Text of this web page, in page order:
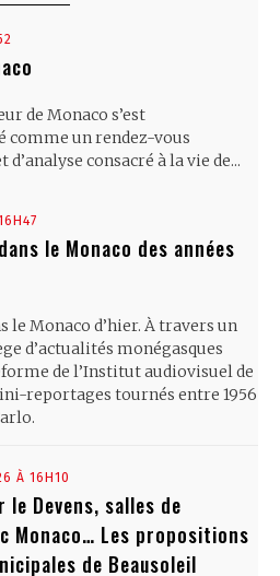
de Monaco s’est
un rendez-vous
consacré à la vie de...
le Monaco des années
le Monaco d’hier. À travers un
d’actualités monégasques
de l’Institut audiovisuel de
reportages tournés entre 1956
À 16H10
Devens, salles de
Monaco… Les propositions
de Beausoleil